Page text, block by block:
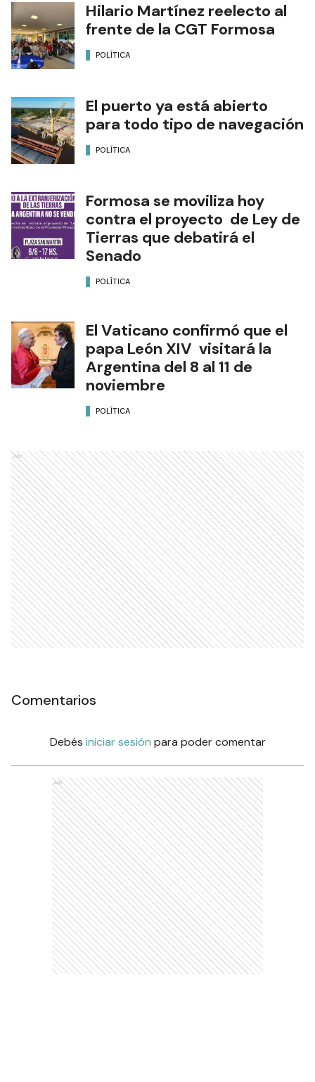
Hilario Martínez reelecto al
frente de la CGT Formosa
POLÍTICA
El puerto ya está abierto
para todo tipo de navegación
POLÍTICA
Formosa se moviliza hoy
contra el proyecto de Ley de
Tierras que debatirá el
Senado
POLÍTICA
El Vaticano confirmó que el
papa León XIV visitará la
Argentina del 8 al 11 de
noviembre
POLÍTICA
Ads
Comentarios
Debés iniciar sesión para poder comentar
Ads